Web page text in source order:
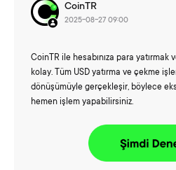
CoinTR
2025-08-27 09:00
CoinTR ile hesabınıza para yatırmak
kolay. Tüm USD yatırma ve çekme
dönüşümüyle gerçekleşir, böylece
hemen işlem yapabilirsiniz.